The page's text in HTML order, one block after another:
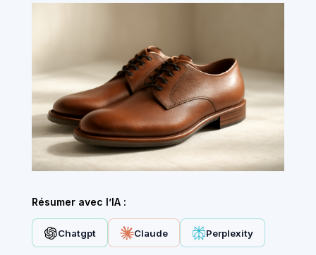
Résumer avec l’IA :
Chatgpt Claude Perplexity